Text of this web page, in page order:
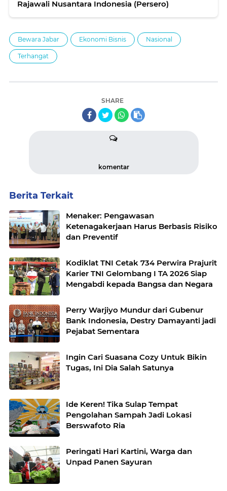
Rajawali Nusantara Indonesia (Persero)
Bewara Jabar Ekonomi Bisnis Nasional
Terhangat
SHARE
komentar
Berita Terkait
Menaker: Pengawasan
Ketenagakerjaan Harus Berbasis Risiko
dan Preventif
Kodiklat TNI Cetak 734 Perwira Prajurit
Karier TNI Gelombang I TA 2026 Siap
Mengabdi kepada Bangsa dan Negara
Perry Warjiyo Mundur dari Gubenur
Bank Indonesia, Destry Damayanti jadi
Pejabat Sementara
Ingin Cari Suasana Cozy Untuk Bikin
Tugas, Ini Dia Salah Satunya
Ide Keren! Tika Sulap Tempat
Pengolahan Sampah Jadi Lokasi
Berswafoto Ria
Peringati Hari Kartini, Warga dan
Unpad Panen Sayuran